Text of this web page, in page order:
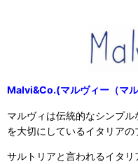
Malvi&Co.(マルヴィー（マ
マルヴィは伝統的なシンプ
を大切にしているイタリアの
サルトリアと言われるイタ